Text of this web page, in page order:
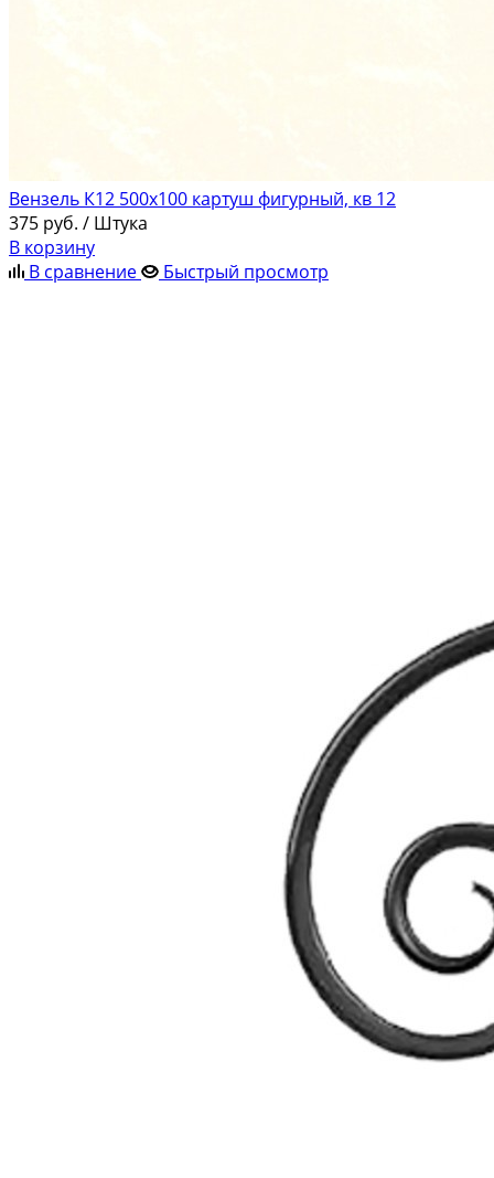
Вензель К12 500х100 картуш фигурный, кв 12
375 руб. / Штука
В корзину
В сравнение
Быстрый просмотр